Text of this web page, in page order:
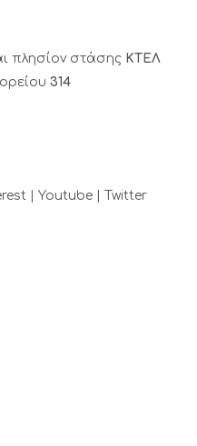
πλησίον στάσης ΚΤΕΛ
314
| Youtube | Twitter